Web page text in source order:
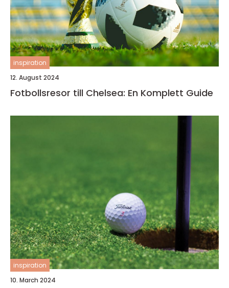
inspiration
12. August 2024
Fotbollsresor till Chelsea: En Komplett Guide
inspiration
10. March 2024